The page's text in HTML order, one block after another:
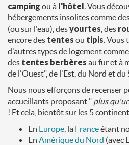
camping ou à l'hôtel . Vous
hébergements insolites comme
(ou sur l'eau), desyourtes , des
encore des tentes ou tipis .
d'autres types de logement
des tentes berbères au fur et à
de l'Ouest", de l'Est, du Nord et du
Nous nous efforçons de recenser
accueillants proposant " plus
! Et cela, bientôt sur les 5
En Europe , la Franceétant
En Amérique du Nord (avec